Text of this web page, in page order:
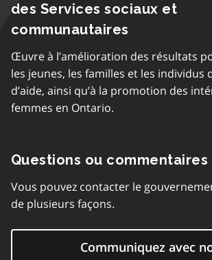
des Services sociaux et
communautaires
Œuvre à l’amélioration des résultats
les jeunes, les familles et les individus
d’aide, ainsi qu’à la promotion des
femmes en Ontario.
Questions ou commentaires
Vous pouvez contacter le
de plusieurs façons.
Communiquez avec